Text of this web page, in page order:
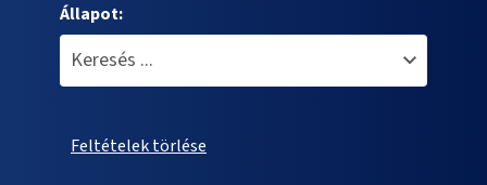
Állapot:
Feltételek törlése